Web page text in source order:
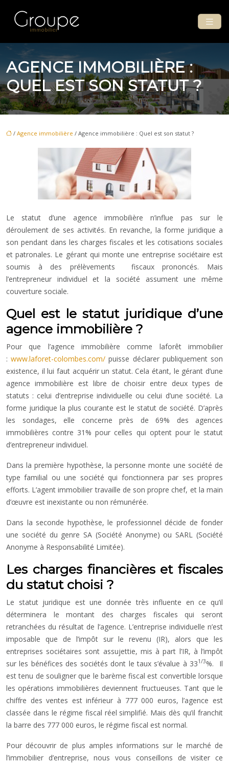
AGENCE IMMOBILIÈRE :
QUEL EST SON STATUT ?
/ Agence immobilière / Agence immobilière : Quel est son statut ?
Le statut d’une agence immobilière n’influe pas sur le
déroulement de ses activités. En revanche, la forme juridique a
son pendant dans les charges fiscales et les cotisations sociales
et patronales. Le gérant qui monte une entreprise sociétaire est
soumis à des prélèvements fiscaux prononcés. Mais
l’entrepreneur individuel et la société assument une même
couverture sociale.
Quel est le statut juridique d’une
agence immobilière ?
Pour que l’agence immobilière comme laforêt immobilier
:www.laforet-colombes.com/ puisse déclarer publiquement son
existence, il lui faut acquérir un statut. Cela étant, le gérant d’une
agence immobilière est libre de choisir entre deux types de
statuts : celui d’entreprise individuelle ou celui d’une société. La
forme juridique la plus courante est le statut de société. D’après
les sondages, elle concerne près de 69% des agences
immobilières contre 31% pour celles qui optent pour le statut
d’entrepreneur individuel.
Dans la première hypothèse, la personne monte une société de
type familial ou une société qui fonctionnera par ses propres
efforts. L’agent immobilier travaille de son propre chef, et la main
d’œuvre est inexistante ou non rémunérée.
Dans la seconde hypothèse, le professionnel décide de fonder
une société du genre SA (Société Anonyme) ou SARL (Société
Anonyme à Responsabilité Limitée).
Les charges financières et fiscales
du statut choisi ?
Le statut juridique est une donnée très influente en ce qu’il
déterminera le montant des charges fiscales qui seront
retranchées du résultat de l’agence. L’entreprise individuelle n’est
imposable que de l’impôt sur le revenu (IR), alors que les
entreprises sociétaires sont assujettie, mis à part l’IR, à l’impôt
sur les bénéfices des sociétés dont le taux s’évalue à 331/3%. Il
est tenu de souligner que le barème fiscal est convertible lorsque
les opérations immobilières deviennent fructueuses. Tant que le
chiffre des ventes est inférieur à 777 000 euros, l’agence est
classée dans le régime fiscal réel simplifié. Mais dès qu’il franchit
la barre des 777 000 euros, le régime fiscal est normal.
Pour découvrir de plus amples informations sur le marché de
l’immobilier d’entreprise, nous vous conseillons de visiter ce